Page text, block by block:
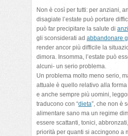
Non è così per tutti: per anziani,
disagiate l’estate può portare
può far precipitare la salute di
gli sconsiderati ad abbandonare
render ancor più difficile la
dimora. Insomma, l’estate può
alcuni- un serio problema.
Un problema molto meno serio,
attuale è quello relativo alla
e anche sempre più uomini,
traducono con “dieta”, che non è
alimentare sano ma un regime
essere scattanti, tonici,
priorità per quanti si accingono a